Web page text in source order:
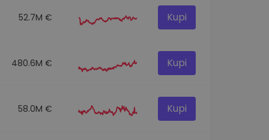
52.7M € Kupi
480.6M € Kupi
58.0M € Kupi